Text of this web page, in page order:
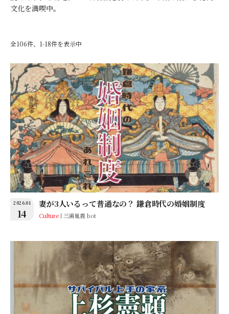
文化を満喫中。
全106件、1-18件を表示中
2026.01
14
妻が3人いるって普通なの？ 鎌倉時代の婚姻制度
Culture 三浦胤義 bot